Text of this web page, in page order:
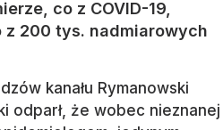
co z COVID-19,
z 200 tys. nadmiarowych
kanału Rymanowski
odparł, że wobec nieznanej